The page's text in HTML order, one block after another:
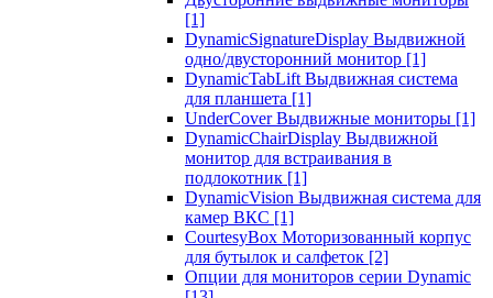
[1]
DynamicSignatureDisplay Выдвижной
одно/двусторонний монитор [1]
DynamicTabLift Выдвижная система
для планшета [1]
UnderCover Выдвижные мониторы [1]
DynamicChairDisplay Выдвижной
монитор для встраивания в
подлокотник [1]
DynamicVision Выдвижная система для
камер ВКС [1]
CourtesyBox Моторизованный корпус
для бутылок и салфеток [2]
Опции для мониторов серии Dynamic